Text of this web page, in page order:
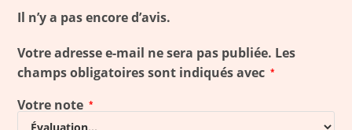
Il n’y a pas encore d’avis.
Votre adresse e-mail ne sera pas publiée. Les
champs obligatoires sont indiqués avec *
Votre note *